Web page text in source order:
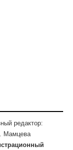
редактор:
Мамцева